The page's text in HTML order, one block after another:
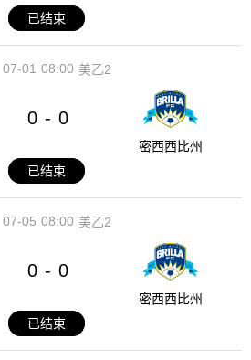
已结束
08:00
07-01 美乙2
0 - 0
密西西比州
已结束
08:00
07-05 美乙2
0 - 0
密西西比州
已结束